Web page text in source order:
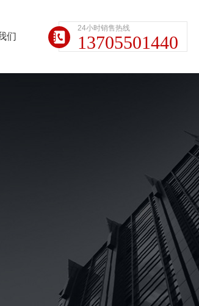
们
24小时销售热线
13705501440